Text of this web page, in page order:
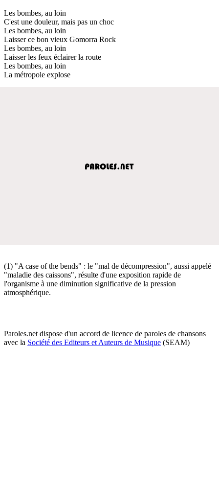
Les bombes, au loin
C'est une douleur, mais pas un choc
Les bombes, au loin
Laisser ce bon vieux Gomorra Rock
Les bombes, au loin
Laisser les feux éclairer la route
Les bombes, au loin
La métropole explose
(1) "A case of the bends" : le "mal de décompression", aussi appelé
"maladie des caissons", résulte d'une exposition rapide de
l'organisme à une diminution significative de la pression
atmosphérique.
Paroles.net dispose d'un accord de licence de paroles de chansons
avec la Société des Editeurs et Auteurs de Musique (SEAM)